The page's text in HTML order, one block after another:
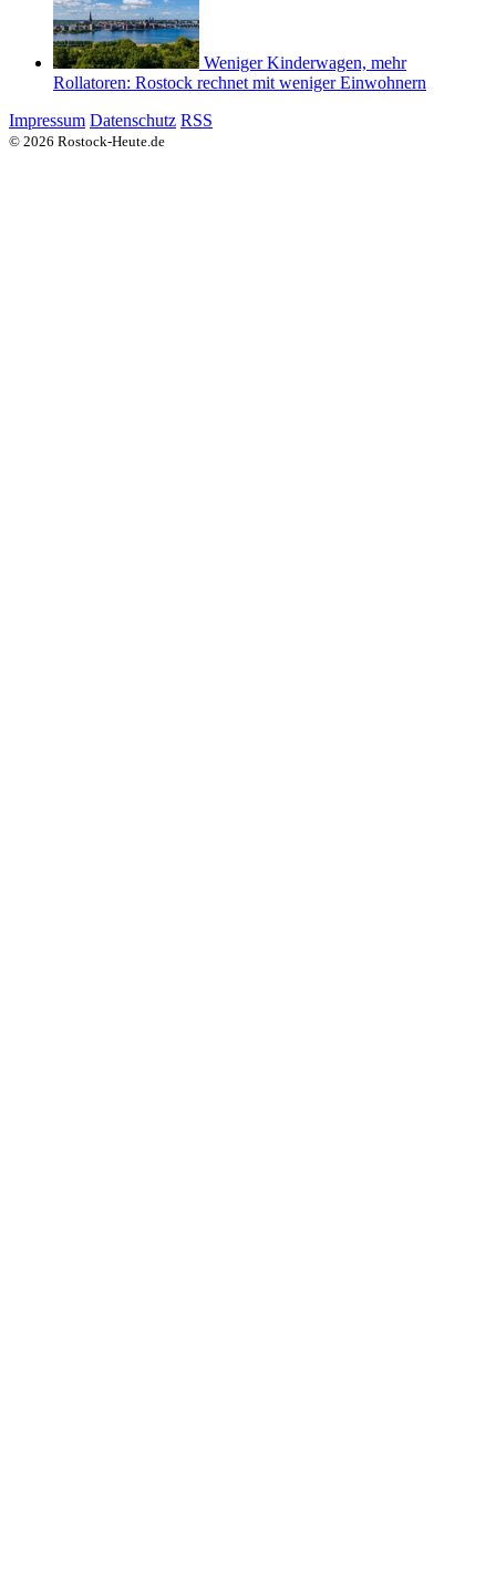
Weniger Kinderwagen, mehr
Rollatoren: Rostock rechnet mit weniger Einwohnern
Impressum Datenschutz RSS
© 2026 Rostock-Heute.de